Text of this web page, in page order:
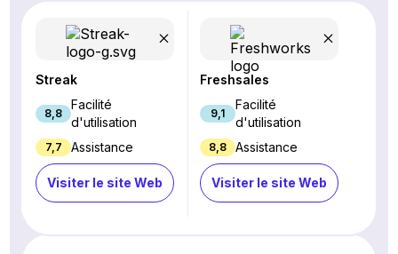
Streak
8,8
Facilité
d'utilisation
7,7 Assistance
Visiter le site Web
Freshsales
9,1
Facilité
d'utilisation
8,8 Assistance
Visiter le site Web